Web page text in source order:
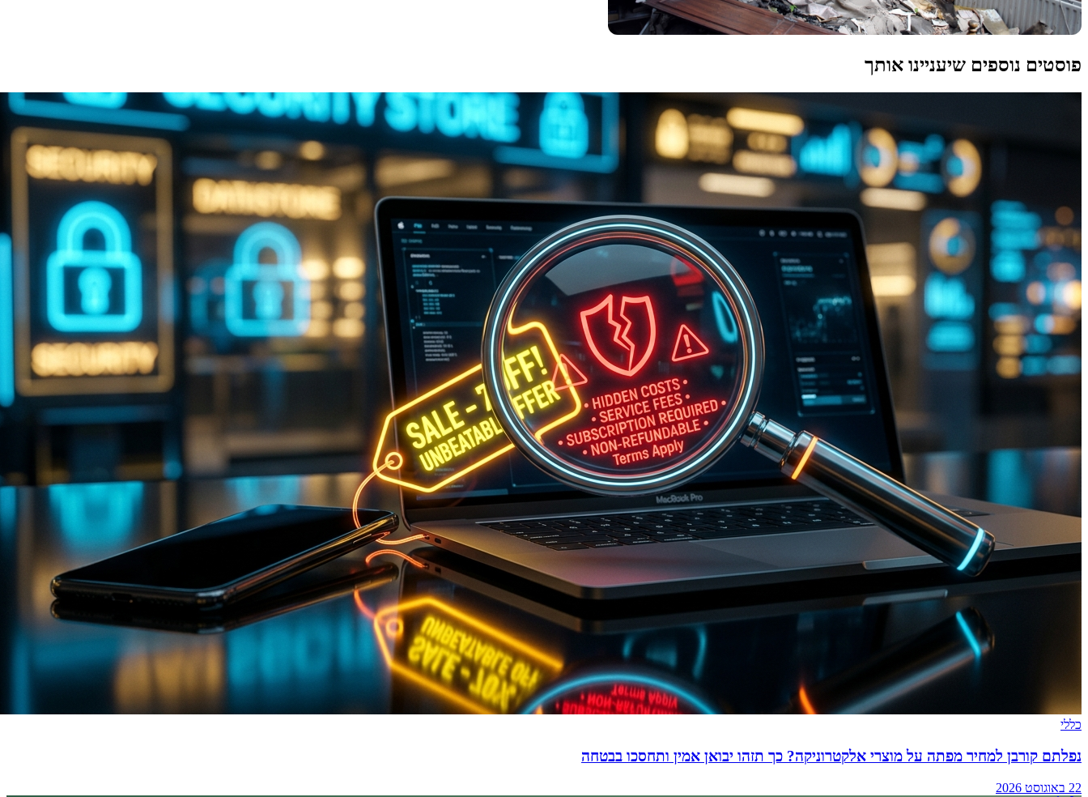
פוסטים נוספים שיעניינו אותך
כללי
נפלתם קורבן למחיר מפתה על מוצרי אלקטרוניקה? כך תזהו יבואן אמין ותחסכו בבטחה
22 באוגוסט 2026